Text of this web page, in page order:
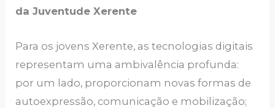
da Juventude Xerente
Para os jovens Xerente, as tecnologias digitais
representam uma ambivalência profunda:
por um lado, proporcionam novas formas de
autoexpressão, comunicação e mobilização;